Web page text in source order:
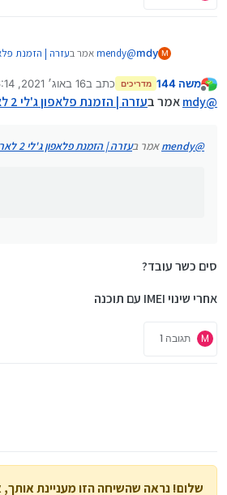
M
mdy
@
mendy אמר בעזרה | הזמנת פלאפון
הג'לי 2 הגיע אליי לפני כמה ימים, פשוט מושלם.
מה מיוחד בפון הזה? סים כשר עובד?
מנותק
משה 144 מדריכים כתב ב16 באוג׳ 2021, 16:14
נערך לאחרונה על ידי
@
mdyאמר בעזרה | הזמנת פלאפון ג'לי 2 לארץ
@
mendyאמר בעזרה | הזמנת פלאפון ג'לי 2 לארץ
סים כשר עובד?
אחרי שינוי IMEI עם תוכנה
M תגובה 1
שלום! נראה שהשיחה הזו מעניינת אותך,